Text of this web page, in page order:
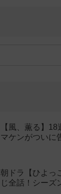
【風、薫る】
マケンがついに
朝ドラ【ひよっ
じ全話！シーズ